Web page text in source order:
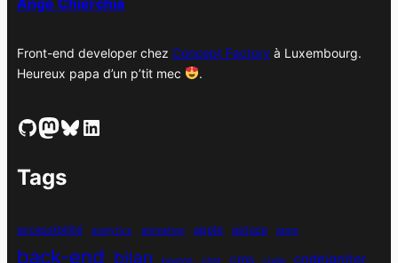
Front-end developer chez Concept Factoryà Luxembourg.
Heureux papa d’un p’tit mec
.
GitHub Mastodon Bluesky LinkedIn
Tags
accessibilité analytics animation apple astuce atom
back-end bilan bouton chat cms coda codeigniter